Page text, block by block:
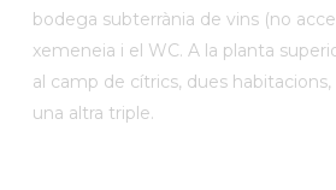
bodega subterrània de vins (no
xemeneia i el WC. A la planta
al camp de cítrics, dues
una altra triple.